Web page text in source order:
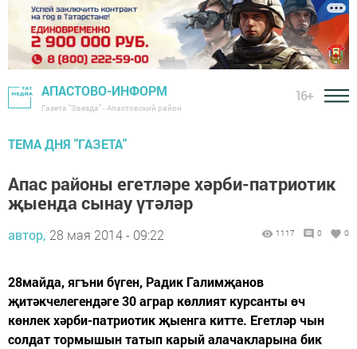
АПАСТОВО-ИНФОРМ
Газета "Звезда" - Апастовский район
16+
ТЕМА ДНЯ "ГАЗЕТА"
Апас районы егетләре хәрби-патриотик
җыенда сынау үтәләр
автор, 28 мая 2014 - 09:22 1117 0 0
28майда, ягъни бүген, Радик Галимҗанов
җитәкчелегендәге 30 аграр көллият курсанты өч
көнлек хәрби-патриотик җыенга китте. Егетләр чын
солдат тормышын татып карый алачакларына бик